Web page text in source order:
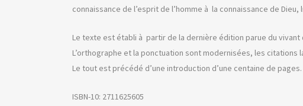
connaissance de l’esprit de l’homme à la connaissance de
Le texte est établi à partir de la dernière édition parue du vivant
L’orthographe et la ponctuation sont modernisées, les citations
Le tout est précédé d’une introduction d’une centaine de pages.
ISBN-10: 2711625605